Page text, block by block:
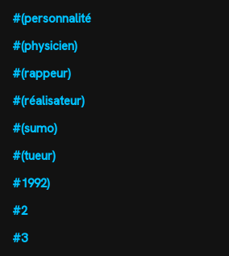
#(personnalité
#(physicien)
#(rappeur)
#(réalisateur)
#(sumo)
#(tueur)
#1992)
#2
#3